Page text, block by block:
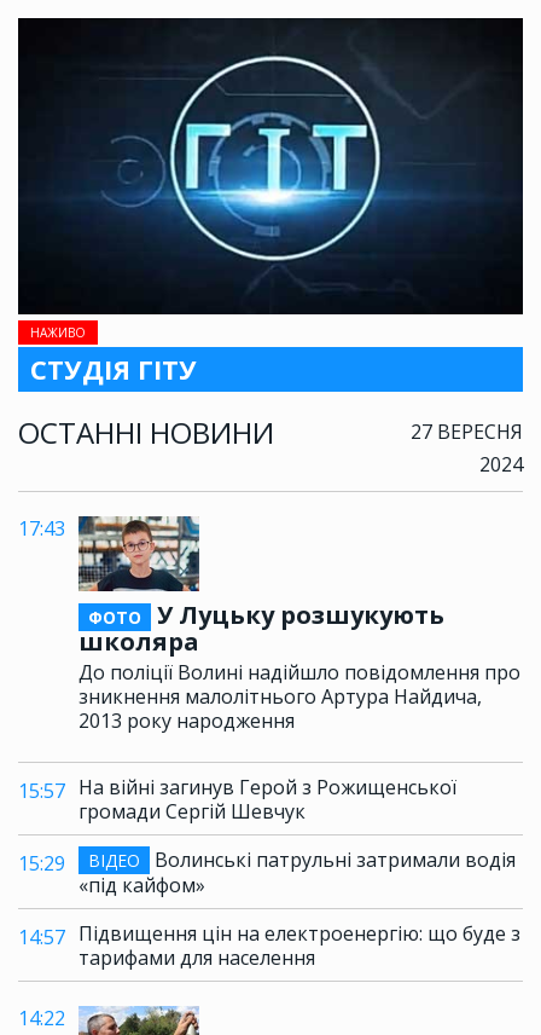
НАЖИВО
СТУДІЯ ГІТУ
ОСТАННІ НОВИНИ
27 ВЕРЕСНЯ
2024
17:43
ФОТО
У Луцьку розшукують
школяра
До поліції Волині надійшло повідомлення про
зникнення малолітнього Артура Найдича,
2013 року народження
15:57 На війні загинув Герой з Рожищенської
громади Сергій Шевчук
15:29
ВІДЕО
Волинські патрульні затримали водія
«під кайфом»
14:57 Підвищення цін на електроенергію: що буде з
тарифами для населення
14:22